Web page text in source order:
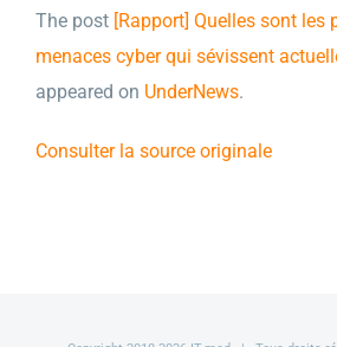
The post [Rapport] Quelles sont les
menaces cyber qui sévissent
appeared on UnderNews.
Consulter la source originale